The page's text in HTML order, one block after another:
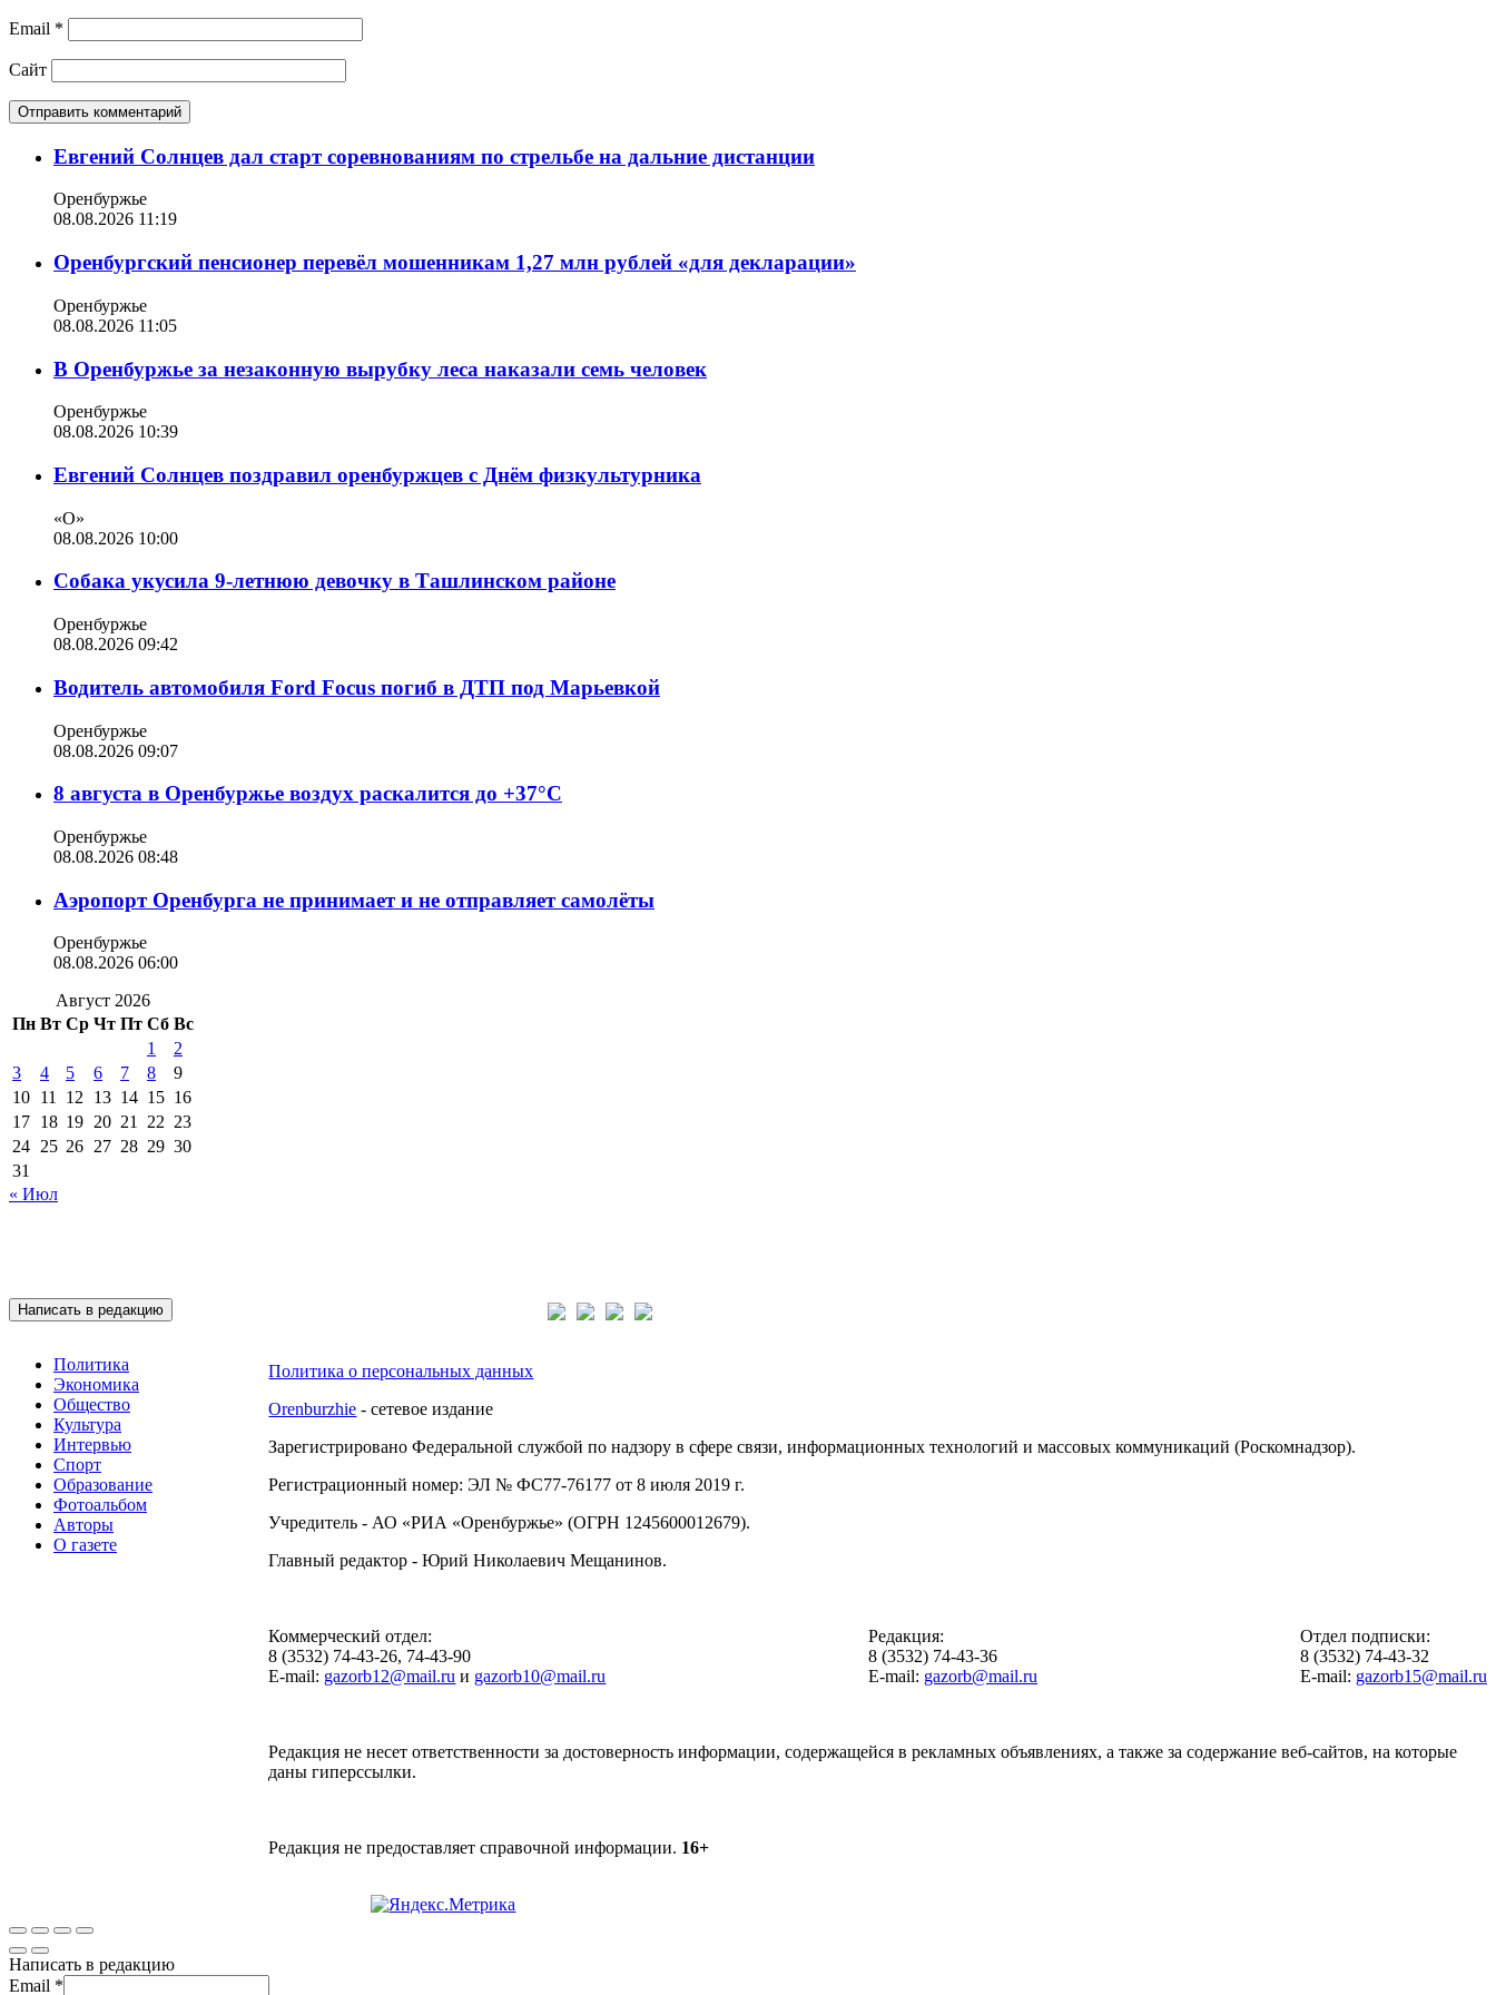
Email *
Сайт
Евгений Солнцев дал старт соревнованиям по стрельбе на дальние дистанции
Оренбуржье
08.08.2026 11:19
Оренбургский пенсионер перевёл мошенникам 1,27 млн рублей «для декларации»
Оренбуржье
08.08.2026 11:05
В Оренбуржье за незаконную вырубку леса наказали семь человек
Оренбуржье
08.08.2026 10:39
Евгений Солнцев поздравил оренбуржцев с Днём физкультурника
«О»
08.08.2026 10:00
Собака укусила 9-летнюю девочку в Ташлинском районе
Оренбуржье
08.08.2026 09:42
Водитель автомобиля Ford Focus погиб в ДТП под Марьевкой
Оренбуржье
08.08.2026 09:07
8 августа в Оренбуржье воздух раскалится до +37°C
Оренбуржье
08.08.2026 08:48
Аэропорт Оренбурга не принимает и не отправляет самолёты
Оренбуржье
08.08.2026 06:00
Август 2026
Пн Вт Ср Чт Пт Сб Вс
1
2
3
4 5 6 7 8
9
10 11 12 13 14 15 16
17 18 19 20 21 22 23
24 25 26 27 28 29 30
31
« Июл
Написать в редакцию
Политика
Экономика
Общество
Культура
Интервью
Спорт
Образование
Фотоальбом
Авторы
О газете
Политика о персональных данных
Orenburzhie - сетевое издание
Зарегистрировано Федеральной службой по надзору в сфере связи, информационных технологий и массовых коммуникаций (Роскомнадзор).
Регистрационный номер: ЭЛ № ФС77-76177 от 8 июля 2019 г.
Учредитель - АО «РИА «Оренбуржье» (ОГРН 1245600012679).
Главный редактор - Юрий Николаевич Мещанинов.
Коммерческий отдел:
8 (3532) 74-43-26, 74-43-90
E-mail: gazorb12@mail.ru и gazorb10@mail.ru
Редакция:
8 (3532) 74-43-36
E-mail: gazorb@mail.ru
Отдел подписки:
8 (3532) 74-43-32
E-mail: gazorb15@mail.ru
Редакция не несет ответственности за достоверность информации, содержащейся в рекламных объявлениях, а также за содержание веб-сайтов, на которые
даны гиперссылки.
Редакция не предоставляет справочной информации. 16+
Написать в редакцию
Email *